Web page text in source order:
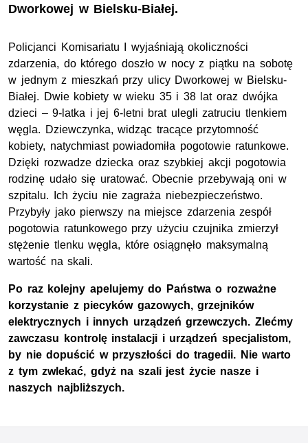
Dworkowej w Bielsku-Białej.
Policjanci Komisariatu I wyjaśniają okoliczności
zdarzenia, do którego doszło w nocy z piątku na sobotę
w jednym z mieszkań przy ulicy Dworkowej w Bielsku-
Białej. Dwie kobiety w wieku 35 i 38 lat oraz dwójka
dzieci – 9-latka i jej 6-letni brat ulegli zatruciu tlenkiem
węgla. Dziewczynka, widząc tracące przytomność
kobiety, natychmiast powiadomiła pogotowie ratunkowe.
Dzięki rozwadze dziecka oraz szybkiej akcji pogotowia
rodzinę udało się uratować. Obecnie przebywają oni w
szpitalu. Ich życiu nie zagraża niebezpieczeństwo.
Przybyły jako pierwszy na miejsce zdarzenia zespół
pogotowia ratunkowego przy użyciu czujnika zmierzył
stężenie tlenku węgla, które osiągnęło maksymalną
wartość na skali.
Po raz kolejny apelujemy do Państwa o rozważne
korzystanie z piecyków gazowych, grzejników
elektrycznych i innych urządzeń grzewczych. Zlećmy
zawczasu kontrolę instalacji i urządzeń specjalistom,
by nie dopuścić w przyszłości do tragedii. Nie warto
z tym zwlekać, gdyż na szali jest życie nasze i
naszych najbliższych.